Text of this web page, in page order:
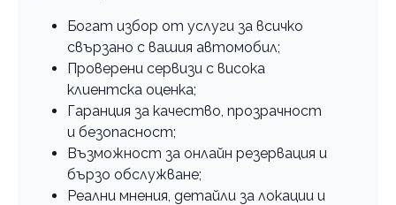
Богат избор от услуги за всичко
свързано с вашия автомобил;
Проверени сервизи с висока
клиентска оценка;
Гаранция за качество, прозрачност
и безопасност;
Възможност за онлайн резервация и
бързо обслужване;
Реални мнения, детайли за локации и